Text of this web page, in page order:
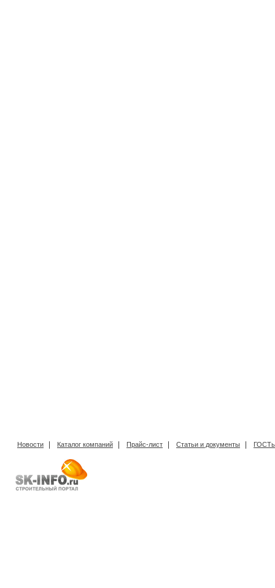
Новости Каталог компаний Прайс-лист Статьи и документы